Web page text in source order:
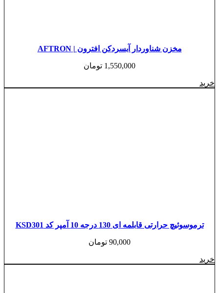
مخزن شناوردار آبسردکن افترون | AFTRON
1,550,000 تومان
خرید
ترموسوئیچ حرارتی قابلمه ای 130 درجه 10 آمپر کد KSD301
90,000 تومان
خرید